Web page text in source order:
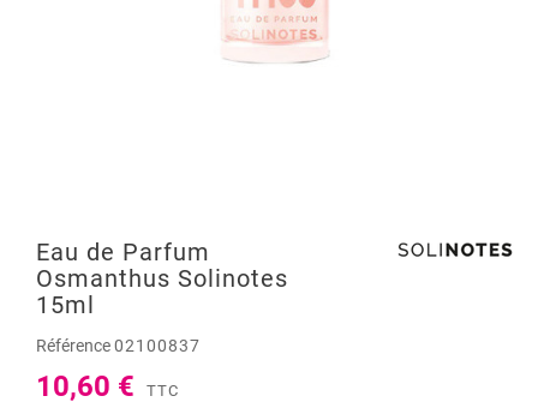
Eau de Parfum
Osmanthus Solinotes
15ml
Référence02100837
10,60 € TTC